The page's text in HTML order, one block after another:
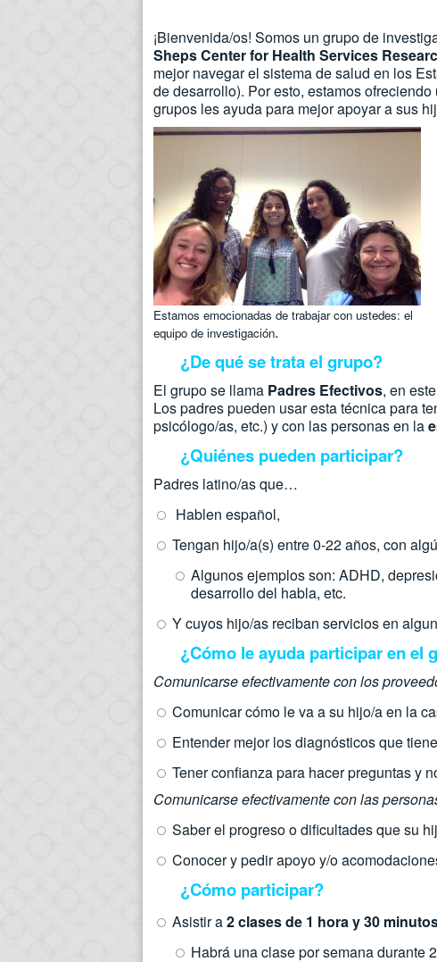
¡Bienvenida/os! Somos un grupo de
Sheps Center for Health Services
mejor navegar el sistema de salud en los
de desarrollo). Por esto, estamos
grupos les ayuda para mejor apoyar a sus
Estamos emocionadas de trabajar con ustedes: el
equipo de investigación.
¿De qué se trata el grupo?
El grupo se llama Padres Efectivos, en
Los padres pueden usar esta técnica para
psicólogo/as, etc.) y con las personas en la
¿Quiénes pueden participar?
Padres latino/as que…
Hablen español,
Tengan hijo/a(s) entre 0-22 años, con
Algunos ejemplos son: ADHD,
desarrollo del habla, etc.
Y cuyos hijo/as reciban servicios en
¿Cómo le ayuda participar en el
Comunicarse efectivamente con los
Comunicar cómo le va a su hijo/a en la
Entender mejor los diagnósticos que
Tener confianza para hacer preguntas y
Comunicarse efectivamente con las
Saber el progreso o dificultades que su
Conocer y pedir apoyo y/o
¿Cómo participar?
Asistir a2 clases de 1 hora y 30
Habrá una clase por semana durante